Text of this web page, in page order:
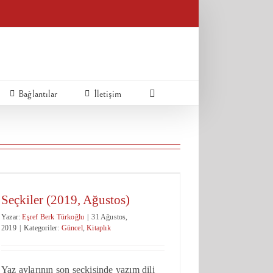
Bağlantılar İletişim
Seçkiler (2019, Ağustos)
Yazar:Eşref Berk Türkoğlu | 31 Ağustos,
2019 | Kategoriler: Güncel,Kitaplık
Yaz aylarının son seçkisinde yazım dili